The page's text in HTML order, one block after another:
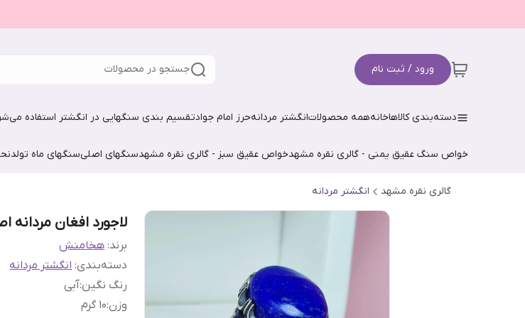
ورود / ثبت نام جستجو در محصولات
دسته‌بندی کالاهاخانههمه محصولاتانگشتر مردانهحرز امام جوادتقسیم بندی سنگهایی در انگشتر استفاده
خواص سنگ عقیق یمنی - گالری نقره مشهدخواص عقیق سبز - گالری نقره مشهدسنگهای اصلیسنگهای ماه تولد
گالری نقره مشهد انگشتر مردانه
لاجورد افغان مردانه
برند: هخامنش
دسته‌بندی:انگشتر مردانه
رنگ نگین:آبی
وزن:10 گرم